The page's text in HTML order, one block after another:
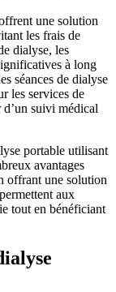
une solution
les frais de
dialyse, les
à long
séances de dialyse
les services de
d’un suivi médical
portable utilisant
avantages
offrant une solution
aux
tout en bénéficiant